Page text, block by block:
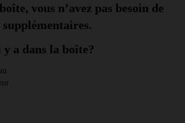
vous n’avez pas besoin de
y a dans la boîte?